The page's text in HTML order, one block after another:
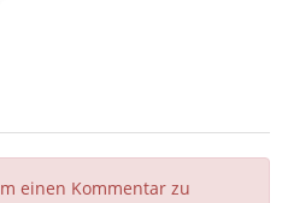
einen Kommentar zu